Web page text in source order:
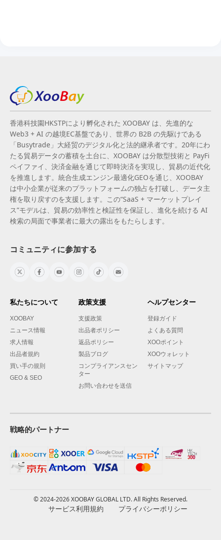
香港科技園HKSTPにより孵化された XOOBAY は、先進的な
Web3 + AI の越境EC基盤であり、世界の B2B の先駆けである
「Busytrade」大経贸のデジタル化と法的継承者です。20年にわ
たる貿易データの蓄積を土台に、XOOBAY は分散型技術と PayFi
ペイファイ、決済金融を通じて即時決済を実現し、貿易の近代化
を推進します。統合生成エンジン最適化GEOを通じ、XOOBAY
は中小企業が従来のプラットフォームの独占を打破し、データ主
権を取り戻すのを支援します。この“SaaS + マーケットプレイ
ス”モデルは、貿易の効率性と検証性を保証し、進化を続ける AI
検索の局面で事業者に最大の露出をもたらします。
コミュニティに参加する
私たちについて
XOOBAY
ニュース情報
求人情報
出品者規約
買い手の規則
GEO & SEO
政策支援
支援政策
出品者ポリシー
返品ポリシー
製品ブログ
コンプライアンスセン
ター
お問い合わせを送信
ヘルプセンター
登録ガイド
よくある質問
XOOポイント
XOOウォレット
サイトマップ
戦略的パートナー
© 2024-2026 XOOBAY GLOBAL LTD. All Rights Reserved.
サービス利用規約 プライバシーポリシー